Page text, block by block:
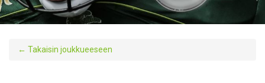
← Takaisin joukkueeseen